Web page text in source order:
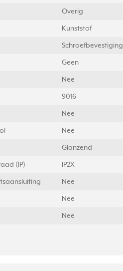
Overig
Kunststof
Schroefbevestiging
Geen
Nee
9016
Nee
Nee
Glanzend
(IP) IP2X
Nee
Nee
Nee